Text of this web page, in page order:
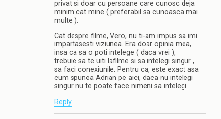
privat si doar cu persoane care cunosc deja
minim cat mine ( preferabil sa cunoasca mai
multe ).
Cat despre filme, Vero, nu ti-am impus sa imi
impartasesti viziunea. Era doar opinia mea,
insa ca sa o poti intelege ( daca vrei ),
trebuie sa te uiti lafilme si sa intelegi singur ,
sa faci conexiunile. Pentru ca, este exact asa
cum spunea Adrian pe aici, daca nu intelegi
singur nu te poate face nimeni sa intelegi.
Reply